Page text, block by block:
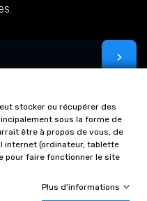
stocker ou récupérer des
sous la forme de
être à propos de vous, de
internet (ordinateur, tablette
pour faire fonctionner le site
Plus d'informations